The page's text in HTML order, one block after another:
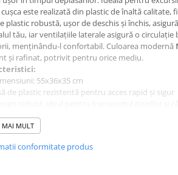
cușca este realizată din plastic de înaltă
plastic robustă, ușor de deschis și închis,
tău, iar ventilațiile laterale asigură o
menținându-l confortabil. Culoarea modernă
și rafinat, potrivit pentru orice mediu.
55x36x35 cm
de plastic rezistentă pentru acces rapid și sigur
laterală pentru o aerisire optimă
de curățat și întreținut
tău de companie, indiferent de destinație!
MAI MULT
conformitate produs